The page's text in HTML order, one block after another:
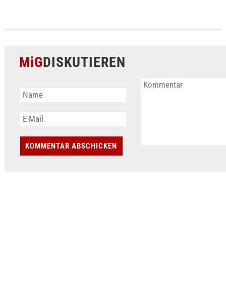
MiGDISKUTIEREN